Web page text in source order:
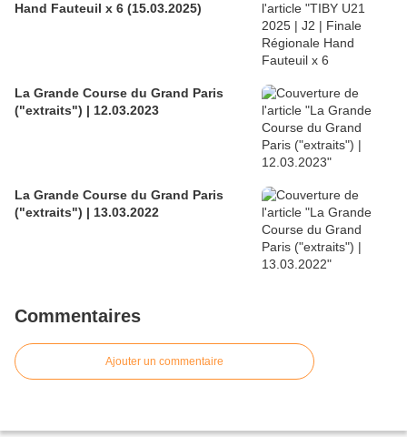
Hand Fauteuil x 6 (15.03.2025)
La Grande Course du Grand Paris
("extraits") | 12.03.2023
La Grande Course du Grand Paris
("extraits") | 13.03.2022
Commentaires
Ajouter un commentaire